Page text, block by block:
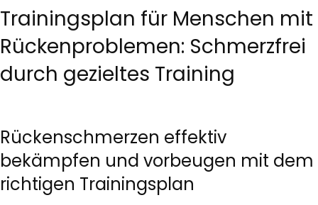
Trainingsplan für Menschen mit
Rückenproblemen: Schmerzfrei
durch gezieltes Training
Rückenschmerzen effektiv
bekämpfen und vorbeugen mit dem
richtigen Trainingsplan